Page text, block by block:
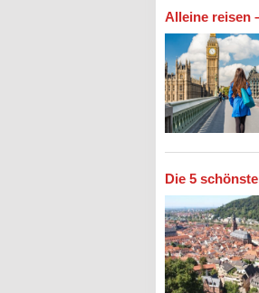
Alleine reisen
Die 5